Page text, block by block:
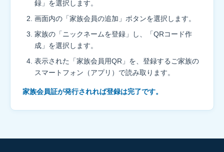
録」を選択します。
画面内の「家族会員の追加」ボタンを選択します。
家族の「ニックネームを登録」し、「QRコード作
成」を選択します。
表示された「家族会員用QR」を、登録するご家族の
スマートフォン（アプリ）で読み取ります。
家族会員証が発行されれば登録は完了です。